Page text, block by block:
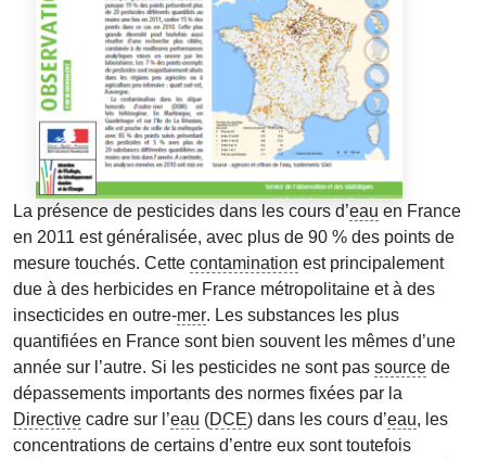
La présence de pesticides dans les cours d’eau en France
en 2011 est généralisée, avec plus de 90 % des points de
mesure touchés. Cette contamination est principalement
due à des herbicides en France métropolitaine et à des
insecticides en outre-mer. Les substances les plus
quantifiées en France sont bien souvent les mêmes d’une
année sur l’autre. Si les pesticides ne sont pas source de
dépassements importants des normes fixées par la
Directive cadre sur l’eau (DCE) dans les cours d’eau, les
concentrations de certains d’entre eux sont toutefois